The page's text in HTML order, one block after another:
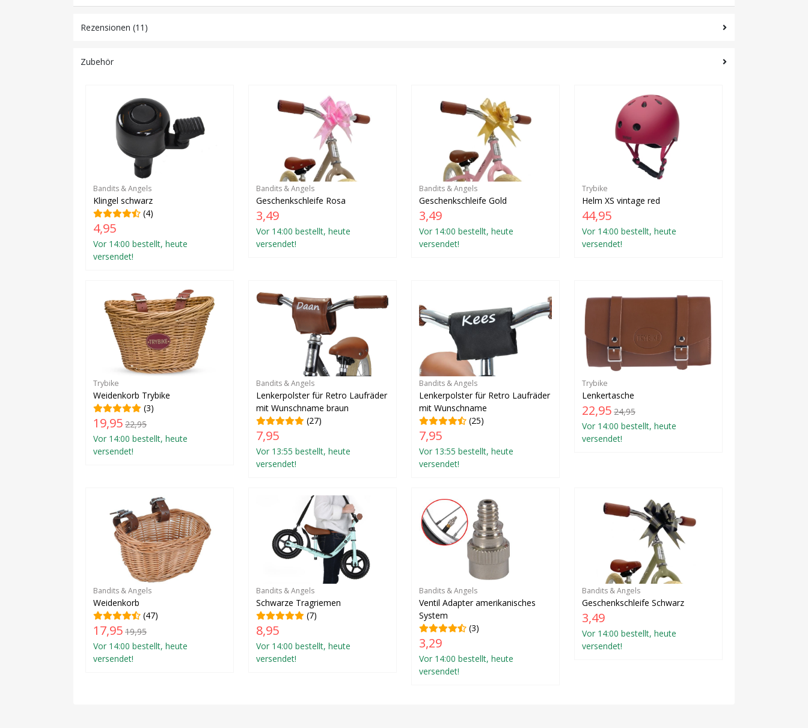
Rezensionen (11)
Zubehör
Bandits & Angels
Klingel schwarz
(4)
4,95
Vor 14:00 bestellt, heute
versendet!
Bandits & Angels
Geschenkschleife Rosa
3,49
Vor 14:00 bestellt, heute
versendet!
Bandits & Angels
Geschenkschleife Gold
3,49
Vor 14:00 bestellt, heute
versendet!
Trybike
Helm XS vintage red
44,95
Vor 14:00 bestellt, heute
versendet!
Trybike
Weidenkorb Trybike
(3)
19,95 22,95
Vor 14:00 bestellt, heute
versendet!
Bandits & Angels
Lenkerpolster für Retro Laufräder
mit Wunschname braun
(27)
7,95
Vor 13:55 bestellt, heute
versendet!
Bandits & Angels
Lenkerpolster für Retro Laufräder
mit Wunschname
(25)
7,95
Vor 13:55 bestellt, heute
versendet!
Trybike
Lenkertasche
22,95 24,95
Vor 14:00 bestellt, heute
versendet!
Bandits & Angels
Weidenkorb
(47)
17,95 19,95
Vor 14:00 bestellt, heute
versendet!
Bandits & Angels
Schwarze Tragriemen
(7)
8,95
Vor 14:00 bestellt, heute
versendet!
Bandits & Angels
Ventil Adapter amerikanisches
System
(3)
3,29
Vor 14:00 bestellt, heute
versendet!
Bandits & Angels
Geschenkschleife Schwarz
3,49
Vor 14:00 bestellt, heute
versendet!